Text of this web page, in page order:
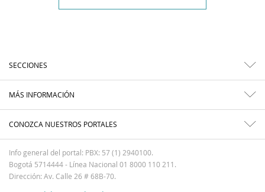
SECCIONES
MÁS INFORMACIÓN
CONOZCA NUESTROS PORTALES
Info general del portal: PBX: 57 (1) 2940100.
Bogotá 5714444 - Línea Nacional 01 8000 110 211.
Dirección: Av. Calle 26 # 68B-70.